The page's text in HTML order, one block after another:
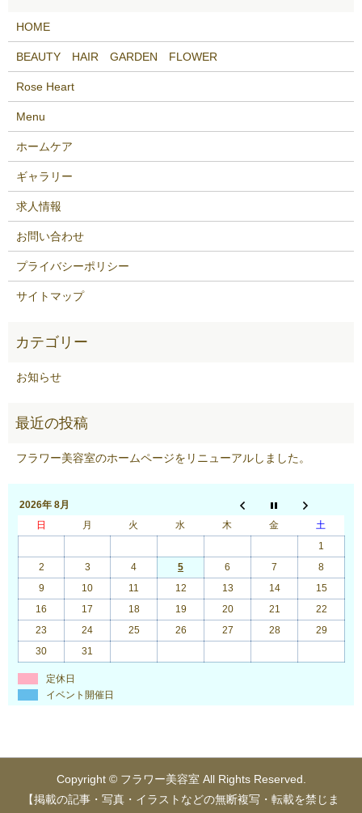
HOME
BEAUTY HAIR GARDEN FLOWER
Rose Heart
Menu
ホームケア
ギャラリー
求人情報
お問い合わせ
プライバシーポリシー
サイトマップ
お知らせ
フラワー美容室のホームページをリニューアルしました。
2026年 8月
日
月 火 水 木 金
土
1
2
3 4 5 6 7
8
9
10 11 12 13 14
15
16
17 18 19 20 21
22
23
24 25 26 27 28
29
30
31
定休日
イベント開催日
Copyright © フラワー美容室 All Rights Reserved.
【掲載の記事・写真・イラストなどの無断複写・転載を禁じま